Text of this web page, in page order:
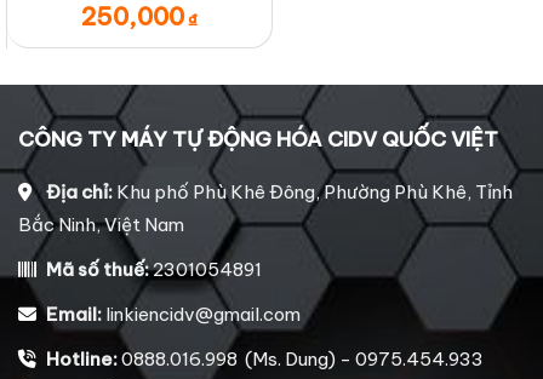
250,000 ₫
CÔNG TY MÁY TỰ ĐỘNG HÓA CIDV QUỐC VIỆT
Địa chỉ: Khu phố Phù Khê Đông, Phường Phù Khê, Tỉnh
Bắc Ninh, Việt Nam
Mã số thuế:2301054891
Email: linkiencidv@gmail.com
Hotline:0888.016.998 (Ms. Dung) - 0975.454.933